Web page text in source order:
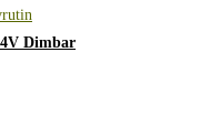
Dimbar